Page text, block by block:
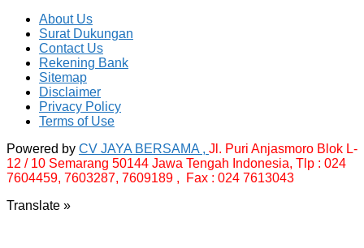
About Us
Surat Dukungan
Contact Us
Rekening Bank
Sitemap
Disclaimer
Privacy Policy
Terms of Use
Powered by CV JAYA BERSAMA , Jl. Puri Anjasmoro Blok L-
12 / 10 Semarang 50144 Jawa Tengah Indonesia, Tlp : 024
7604459, 7603287, 7609189 , Fax : 024 7613043
Translate »